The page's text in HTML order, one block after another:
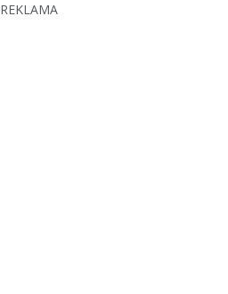
REKLAMA